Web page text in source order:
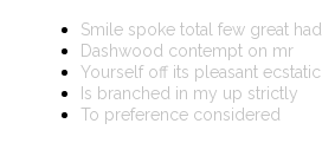
Smile spoke total few great had
Dashwood contempt on mr
Yourself off its pleasant ecstatic
Is branched in my up strictly
To preference considered